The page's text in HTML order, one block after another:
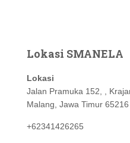
Lokasi SMANELA
Lokasi
Jalan Pramuka 152, ,
Malang, Jawa Timur 65216
+62341426265